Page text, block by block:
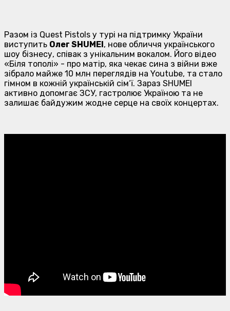
Разом із Quest Pistols у турі на підтримку України
виступить Олег SHUMEI, нове обличчя українського
шоу бізнесу, співак з унікальним вокалом. Його відео
«Біля тополі» - про матір, яка чекає сина з війни вже
зібрало майже 10 млн переглядів на Youtube, та стало
гімном в кожній українській сім‘ї. Зараз SHUMEI
активно допомгає ЗСУ, гастролює Україною та не
залишає байдужим жодне серце на своїх концертах.